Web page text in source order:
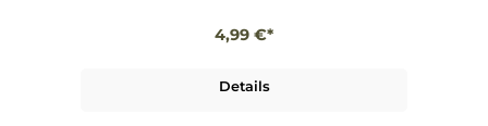
4,99 €*
Details